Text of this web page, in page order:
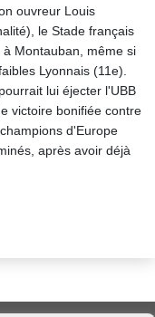
ouvreur Louis
le Stade français
Montauban, même si
Lyonnais (11e).
lui éjecter l'UBB
victoire bonifiée contre
d'Europe
après avoir déjà